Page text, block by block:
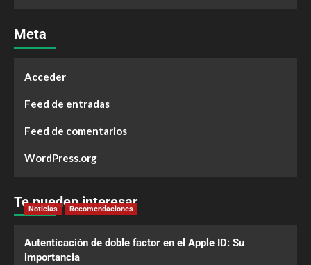
Meta
Acceder
Feed de entradas
Feed de comentarios
WordPress.org
Te pueden interesar
Noticias Recomendaciones
Autenticación de doble factor en el Apple ID: Su
importancia